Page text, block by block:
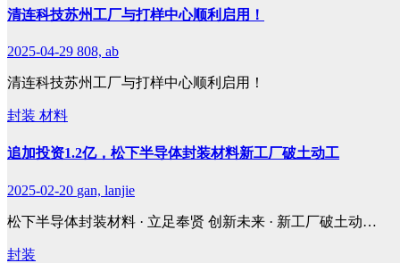
清连科技苏州工厂与打样中心顺利启用！
2025-04-29 808, ab
清连科技苏州工厂与打样中心顺利启用！
封装 材料
追加投资1.2亿，松下半导体封装材料新工厂破土动工
2025-02-20 gan, lanjie
松下半导体封装材料 · 立足奉贤 创新未来 · 新工厂破土动…
封装